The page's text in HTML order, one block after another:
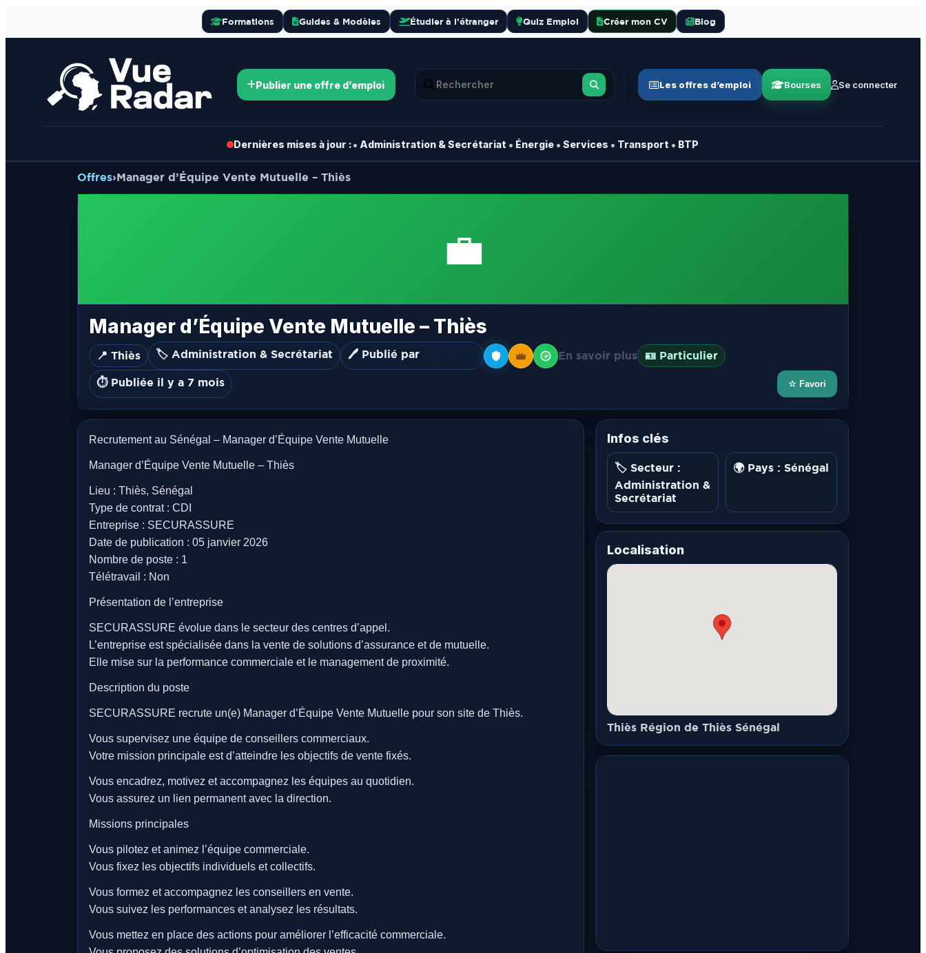
Formations Guides & Modèles Étudier à l’étranger Quiz Emploi Créer mon CV Blog
Publier une offre d’emploi Les offres d’emploi Bourses Se connecter
Dernières mises à jour :• Administration & Secrétariat • Énergie • Services • Transport • BTP
Offres›Manager d’Équipe Vente Mutuelle – Thiès
💼
Manager d’Équipe Vente Mutuelle – Thiès
📍 Thiès 🏷️ Administration & Secrétariat 🖊️ Publié par En savoir plus 🪪 Particulier
⏱️ Publiée il y a 7 mois ☆ Favori
Recrutement au Sénégal – Manager d’Équipe Vente Mutuelle
Manager d’Équipe Vente Mutuelle – Thiès
Lieu : Thiès, Sénégal
Type de contrat : CDI
Entreprise : SECURASSURE
Date de publication : 05 janvier 2026
Nombre de poste : 1
Télétravail : Non
Présentation de l’entreprise
SECURASSURE évolue dans le secteur des centres d’appel.
L’entreprise est spécialisée dans la vente de solutions d’assurance et de mutuelle.
Elle mise sur la performance commerciale et le management de proximité.
Description du poste
SECURASSURE recrute un(e) Manager d’Équipe Vente Mutuelle pour son site de Thiès.
Vous supervisez une équipe de conseillers commerciaux.
Votre mission principale est d’atteindre les objectifs de vente fixés.
Vous encadrez, motivez et accompagnez les équipes au quotidien.
Vous assurez un lien permanent avec la direction.
Missions principales
Vous pilotez et animez l’équipe commerciale.
Vous fixez les objectifs individuels et collectifs.
Vous formez et accompagnez les conseillers en vente.
Vous suivez les performances et analysez les résultats.
Vous mettez en place des actions pour améliorer l’efficacité commerciale.
Infos clés
🏷️ Secteur :
Administration &
Secrétariat
🌍 Pays : Sénégal
Localisation
Thiès Région de Thiès Sénégal